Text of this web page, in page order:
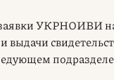
УКРНОИВИ
выдачи